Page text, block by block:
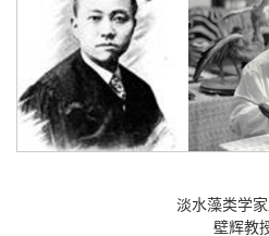
淡水藻类学家王志稼
壁辉教